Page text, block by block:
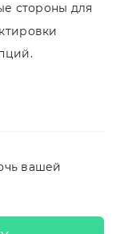
стороны для
вашей